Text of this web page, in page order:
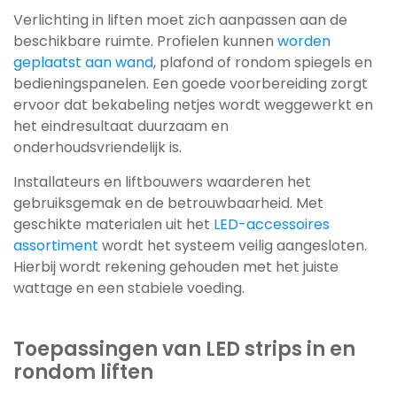
Verlichting in liften moet zich aanpassen aan de
beschikbare ruimte. Profielen kunnen worden
geplaatst aan wand, plafond of rondom spiegels en
bedieningspanelen. Een goede voorbereiding zorgt
ervoor dat bekabeling netjes wordt weggewerkt en
het eindresultaat duurzaam en
onderhoudsvriendelijk is.
Installateurs en liftbouwers waarderen het
gebruiksgemak en de betrouwbaarheid. Met
geschikte materialen uit het LED-accessoires
assortiment wordt het systeem veilig aangesloten.
Hierbij wordt rekening gehouden met het juiste
wattage en een stabiele voeding.
Toepassingen van LED strips in en
rondom liften